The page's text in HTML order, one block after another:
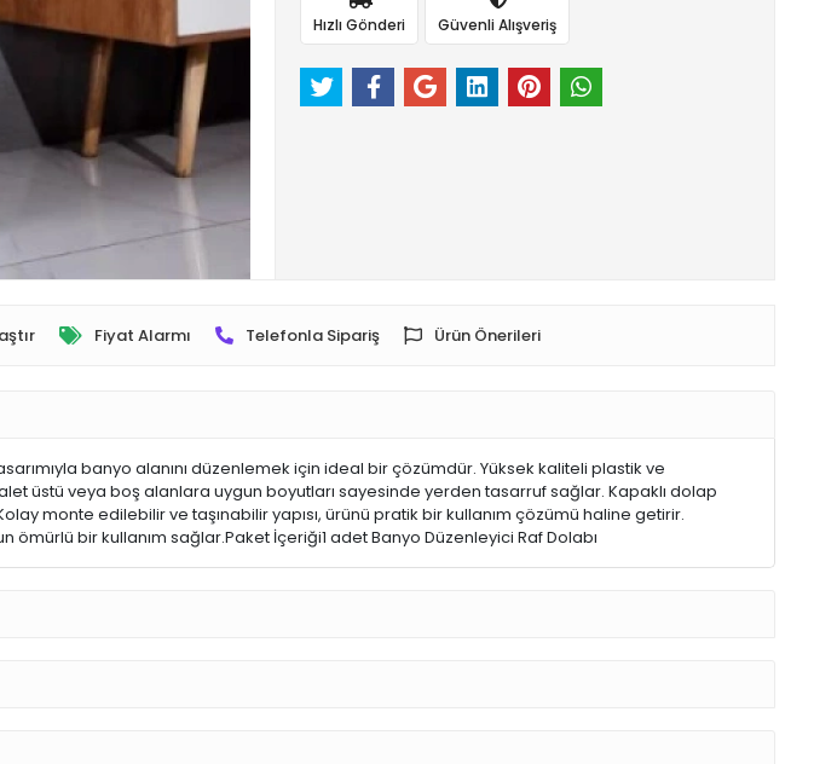
Hızlı Gönderi Güvenli Alışveriş
Fiyat Alarmı Telefonla Sipariş Ürün Önerileri
banyo alanını düzenlemek için ideal bir çözümdür. Yüksek kaliteli plastik ve
üstü veya boş alanlara uygun boyutları sayesinde yerden tasarruf sağlar. Kapaklı dolap
monte edilebilir ve taşınabilir yapısı, ürünü pratik bir kullanım çözümü haline getirir.
bir kullanım sağlar.Paket İçeriği1 adet Banyo Düzenleyici Raf Dolabı